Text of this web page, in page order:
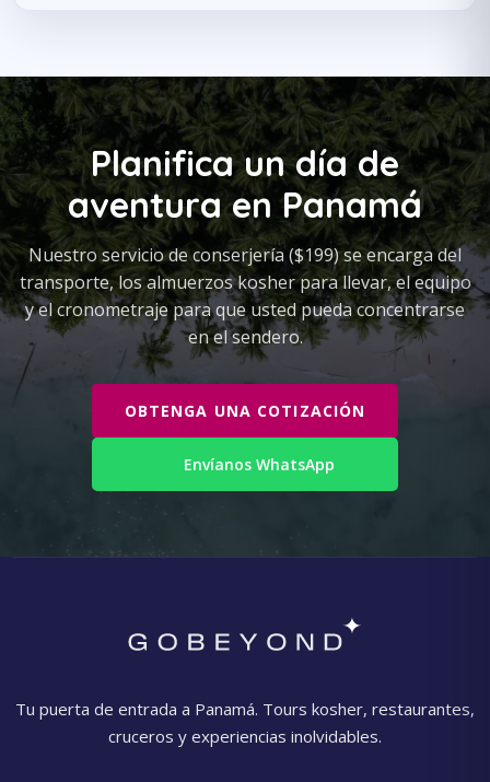
Planifica un día de
aventura en Panamá
Nuestro servicio de conserjería ($199) se encarga del
transporte, los almuerzos kosher para llevar, el equipo
y el cronometraje para que usted pueda concentrarse
en el sendero.
OBTENGA UNA COTIZACIÓN
Envíanos WhatsApp
Tu puerta de entrada a Panamá. Tours kosher, restaurantes,
cruceros y experiencias inolvidables.